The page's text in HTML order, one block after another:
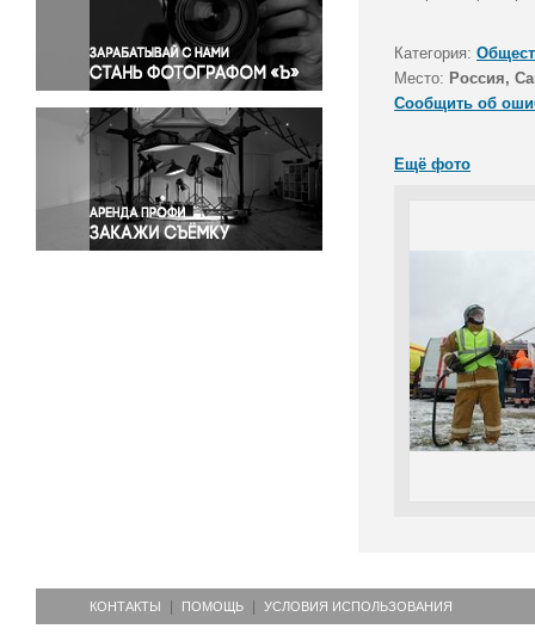
Правосудие
Происшествия и конфликты
Религия
Светская жизнь
Спорт
Экология
Экономика и бизнес
Категория:
Место: Россия,
Сообщить об
Ещё фото
КОНТАКТЫ ПОМОЩЬ УСЛОВИЯ ИСПОЛЬЗОВАНИЯ